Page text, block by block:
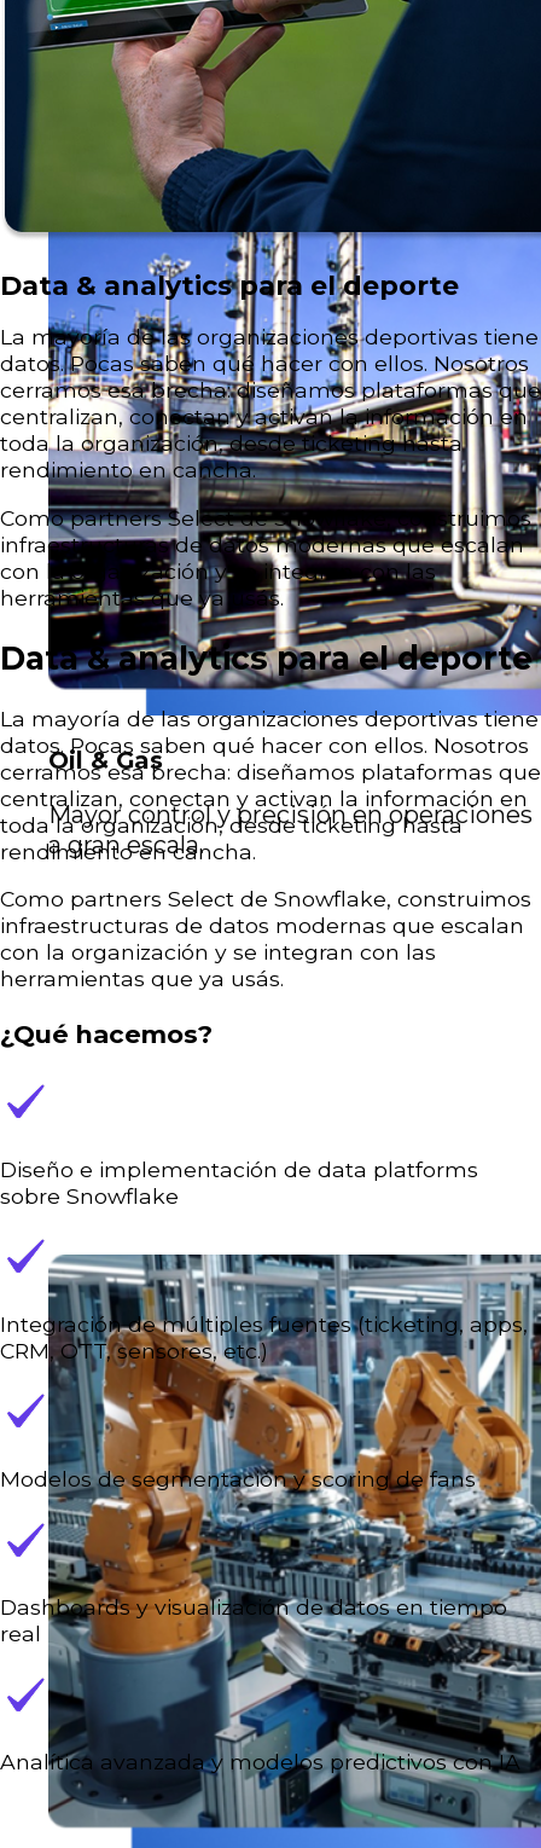
Oil & Gas
Mayor control y precisión en operaciones
a gran escala.
Data & analytics para el deporte
La mayoría de las organizaciones deportivas tiene
datos. Pocas saben qué hacer con ellos. Nosotros
cerramos esa brecha: diseñamos plataformas que
centralizan, conectan y activan la información en
toda la organización, desde ticketing hasta
rendimiento en cancha.
Como partners Select de Snowflake, construimos
infraestructuras de datos modernas que escalan
con la organización y se integran con las
herramientas que ya usás.
Data & analytics para el deporte
La mayoría de las organizaciones deportivas tiene
datos. Pocas saben qué hacer con ellos. Nosotros
cerramos esa brecha: diseñamos plataformas que
centralizan, conectan y activan la información en
toda la organización, desde ticketing hasta
rendimiento en cancha.
Como partners Select de Snowflake, construimos
infraestructuras de datos modernas que escalan
con la organización y se integran con las
herramientas que ya usás.
¿Qué hacemos?
Diseño e implementación de data platforms
sobre Snowflake
Integración de múltiples fuentes (ticketing, apps,
CRM, OTT, sensores, etc.)
Modelos de segmentación y scoring de fans
Dashboards y visualización de datos en tiempo
real
Analítica avanzada y modelos predictivos con IA